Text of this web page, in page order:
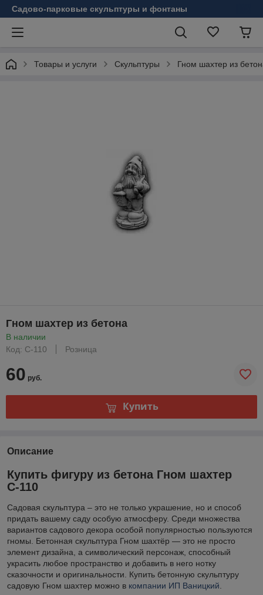
Садово-парковые скульптуры и фонтаны
Товары и услуги Скульптуры Гном шахтер из
Гном шахтер из бетона
В наличии
Код: С-110
Розница
60 руб.
Купить
Описание
Купить фигуру из бетона Гном шахтер
С-110
Садовая скульптура – это не только украшение, но и способ
придать вашему саду особую атмосферу. Среди множества
вариантов садового декора особой популярностью пользуются
гномы. Бетонная скульптура Гном шахтёр — это не просто
элемент дизайна, а символический персонаж, способный
украсить любое пространство и добавить в него нотку
сказочности и оригинальности. Купить бетонную скульптуру
садовую Гном шахтер можно в компании ИП Ваницкий.